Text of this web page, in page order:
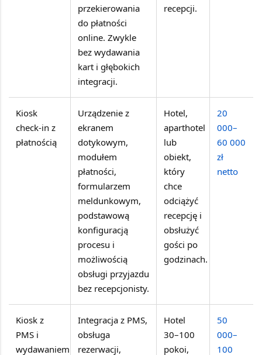
przekierowania
do płatności
online. Zwykle
bez wydawania
kart i głębokich
integracji.
recepcji.
Kiosk
check-in z
płatnością
Urządzenie z
ekranem
dotykowym,
modułem
płatności,
formularzem
meldunkowym,
podstawową
konfiguracją
procesu i
możliwością
obsługi przyjazdu
bez recepcjonisty.
Hotel,
aparthotel
lub
obiekt,
który
chce
odciążyć
recepcję i
obsłużyć
gości po
godzinach.
20
000–
60 000
zł
netto
Kiosk z
PMS i
wydawaniem
Integracja z PMS,
obsługa
rezerwacji,
Hotel
30–100
pokoi,
50
000–
100